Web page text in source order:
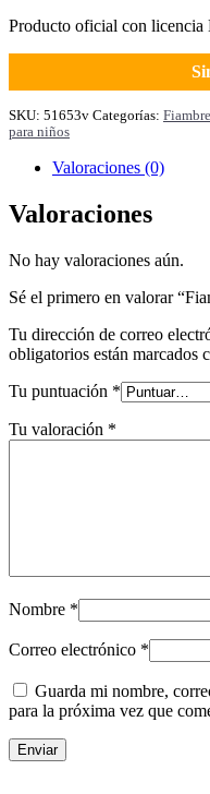
Producto oficial con licencia
SKU: 51653v Categorías:
para niños
Valoraciones (0)
Valoraciones
No hay valoraciones aún.
Sé el primero en valorar
Tu dirección de correo
obligatorios están marcados
Tu puntuación *
Tu valoración *
Nombre *
Correo electrónico *
Guarda mi nombre,
para la próxima vez que